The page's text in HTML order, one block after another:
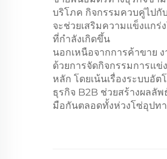
บริโภค กิจกรรมควบคู่ไปกั
จะช่วยเสริมความแข็งแก
ที่กำลังเกิดขึ้น
นอกเหนือจากการค้าขาย
ด้วยการจัดกิจกรรมการแ
หลัก โดยเน้นเรื่องระบบอั
ธุรกิจ B2B ช่วยสร้างผลลั
มือกันตลอดทั้งห่วงโซ่อุปท